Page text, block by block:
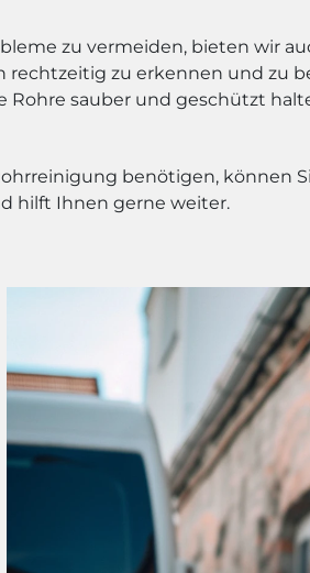
zu vermeiden, bieten wir
rechtzeitig zu erkennen und zu
Rohre sauber und geschützt
benötigen, können
hilft Ihnen gerne weiter.